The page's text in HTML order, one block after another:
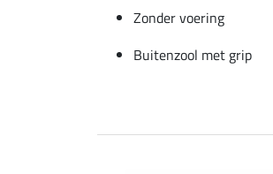
Zonder voering
Buitenzool met grip